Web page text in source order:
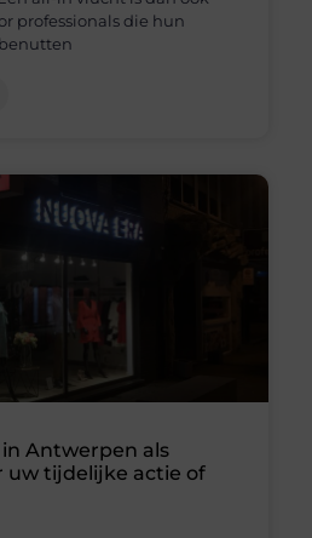
professionals die hun
Antwerpen als
uw tijdelijke actie of